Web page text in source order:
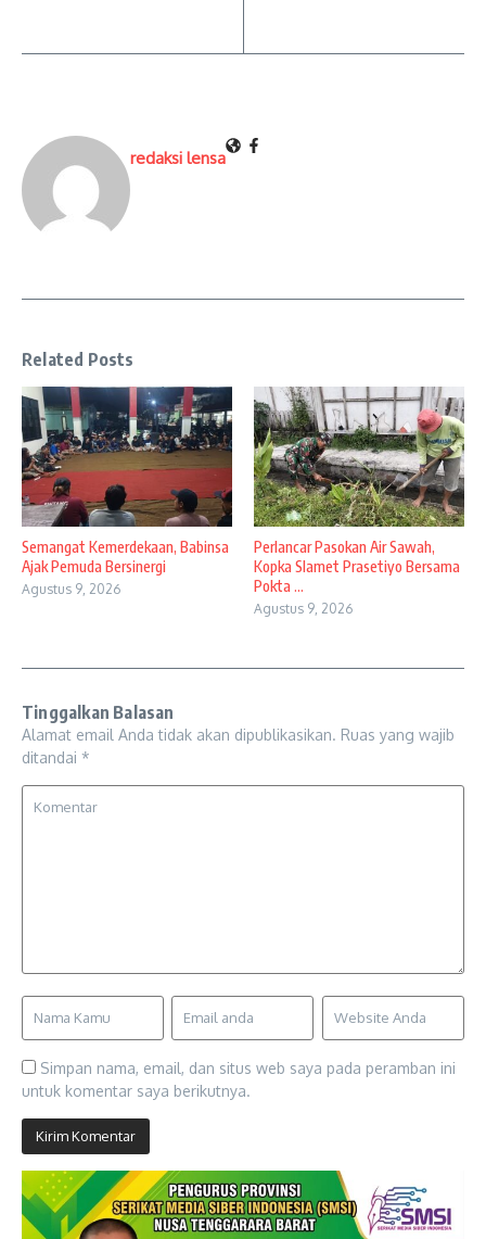
redaksi lensa
Related Posts
Semangat Kemerdekaan, Babinsa
Ajak Pemuda Bersinergi
Agustus 9, 2026
Perlancar Pasokan Air Sawah,
Kopka Slamet Prasetiyo Bersama
Pokta ...
Agustus 9, 2026
Tinggalkan Balasan
Alamat email Anda tidak akan dipublikasikan. Ruas yang wajib
ditandai *
Simpan nama, email, dan situs web saya pada peramban ini
untuk komentar saya berikutnya.